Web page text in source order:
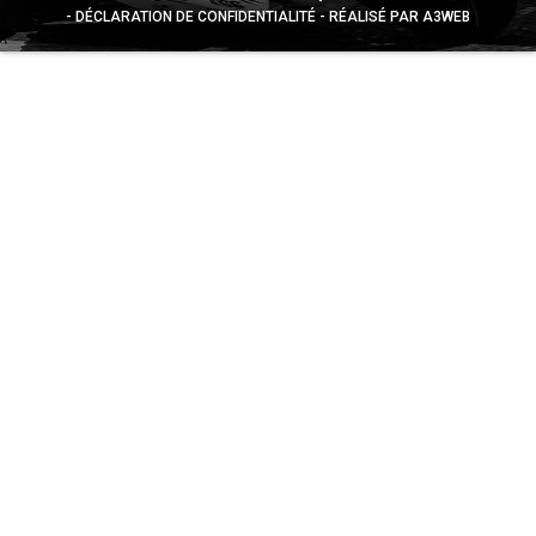
DÉCLARATION DE CONFIDENTIALITÉ
RÉALISÉ PAR A3WEB